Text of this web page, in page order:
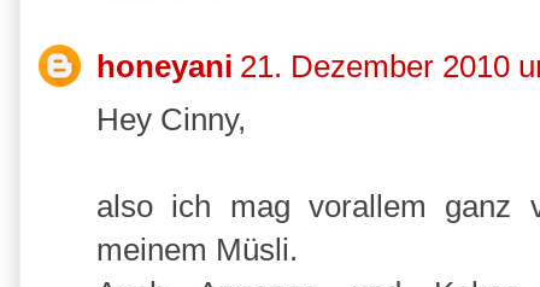
honeyani 21. Dezember 2010
Hey Cinny,
also ich mag vorallem ganz
meinem Müsli.